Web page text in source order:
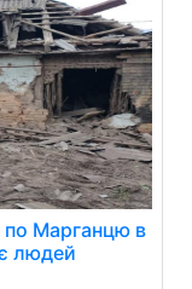
по Марганцю в
людей